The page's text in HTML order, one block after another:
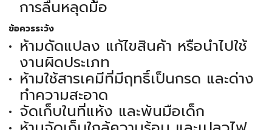
การลื่นหลุดมือ
ข้อควรระวัง
ห้ามดัดแปลง แก้ไขสินค้า หรือนำไปใช้
งานผิดประเภท
ห้ามใช้สารเคมีที่มีฤทธิ์เป็นกรด และด่าง
ทำความสะอาด
จัดเก็บในที่แห้ง และพ้นมือเด็ก